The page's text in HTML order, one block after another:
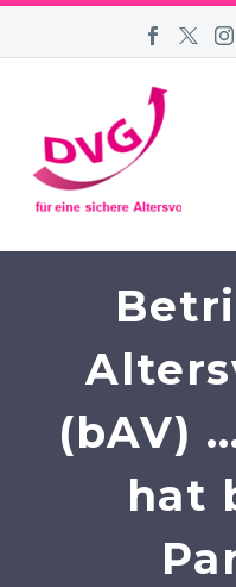
(bAV)
hat